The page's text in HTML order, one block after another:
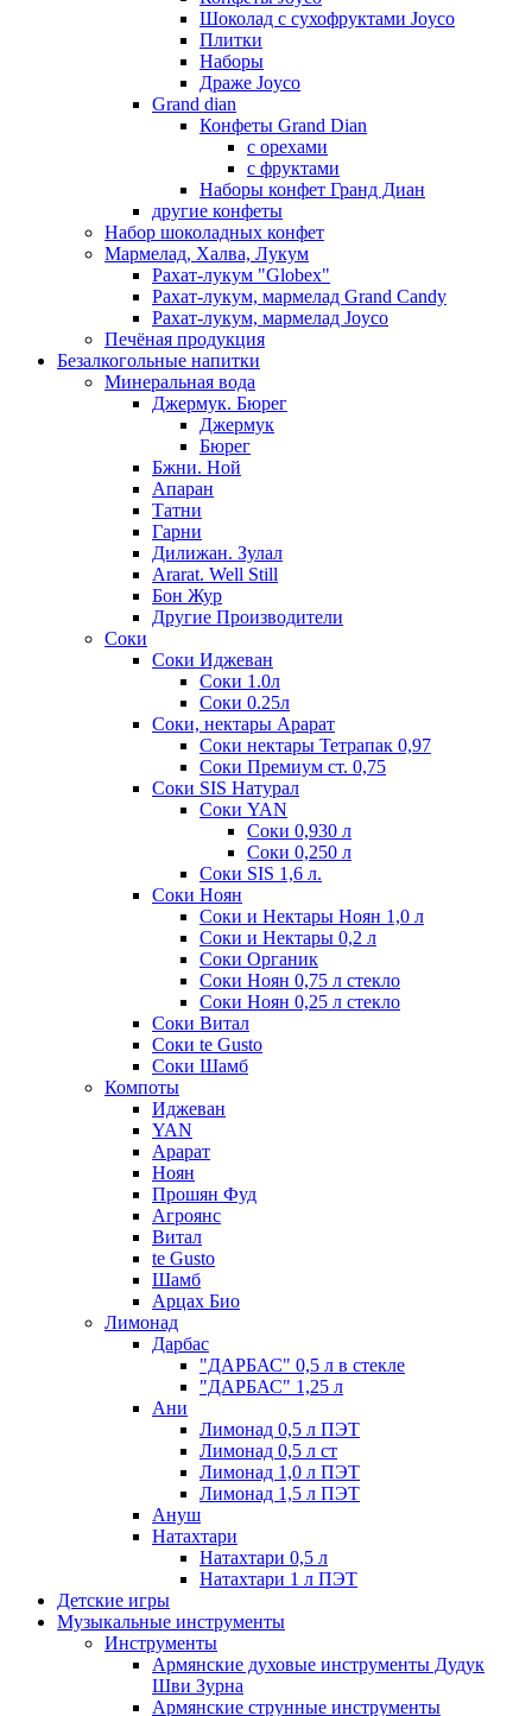
Шоколад с сухофруктами Joyco
Плитки
Наборы
Драже Joyco
Grand dian
Конфеты Grand Dian
с орехами
с фруктами
Наборы конфет Гранд Диан
другие конфеты
Набор шоколадных конфет
Мармелад, Халва, Лукум
Рахат-лукум "Globex"
Рахат-лукум, мармелад Grand Candy
Рахат-лукум, мармелад Joyco
Печёная продукция
Безалкогольные напитки
Минеральная вода
Джермук. Бюрег
Джермук
Бюрег
Бжни. Ной
Апаран
Татни
Гарни
Дилижан. Зулал
Ararat. Well Still
Бон Жур
Другие Производители
Соки
Соки Иджеван
Соки 1.0л
Соки 0.25л
Соки, нектары Арарат
Соки нектары Тетрапак 0,97
Соки Премиум ст. 0,75
Соки SIS Натурал
Соки YAN
Соки 0,930 л
Соки 0,250 л
Соки SIS 1,6 л.
Соки Ноян
Соки и Нектары Ноян 1,0 л
Соки и Нектары 0,2 л
Соки Органик
Соки Ноян 0,75 л стекло
Соки Ноян 0,25 л стекло
Соки Витал
Соки te Gusto
Соки Шамб
Компоты
Иджеван
YAN
Арарат
Ноян
Прошян Фуд
Агроянс
Витал
te Gusto
Шамб
Арцах Био
Лимонад
Дарбас
"ДАРБАС" 0,5 л в стекле
"ДАРБАС" 1,25 л
Ани
Лимонад 0,5 л ПЭТ
Лимонад 0,5 л ст
Лимонад 1,0 л ПЭТ
Лимонад 1,5 л ПЭТ
Ануш
Натахтари
Натахтари 0,5 л
Натахтари 1 л ПЭТ
Детские игры
Музыкальные инструменты
Инструменты
Армянские духовые инструменты Дудук
Шви Зурна
Армянские струнные инструменты